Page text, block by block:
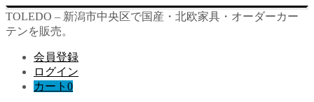
TOLEDO – 新潟市中央区で国産・北欧家具・オーダーカー
テンを販売。
会員登録
ログイン
カート 0